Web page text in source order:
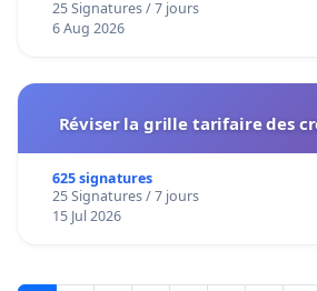
25 Signatures / 7 jours
6 Aug 2026
Réviser la grille tarifaire des
625 signatures
25 Signatures / 7 jours
15 Jul 2026